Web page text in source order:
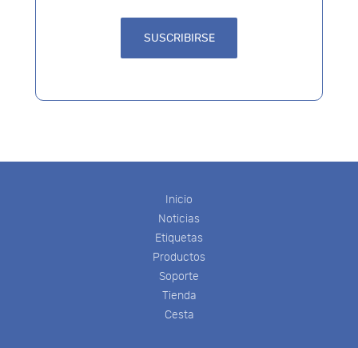
Inicio
Noticias
Etiquetas
Productos
Soporte
Tienda
Cesta